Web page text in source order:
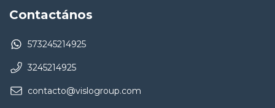
Contactános
573245214925
3245214925
contacto@vislogroup.com